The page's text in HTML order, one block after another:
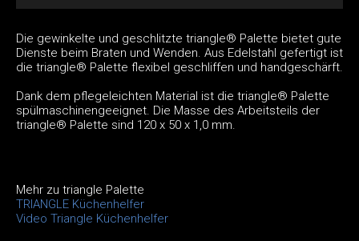
Die gewinkelte und geschlitzte triangle® Palette bietet gute
Dienste beim Braten und Wenden. Aus Edelstahl gefertigt ist
die triangle® Palette flexibel geschliffen und handgeschärft.
Dank dem pflegeleichten Material ist die triangle® Palette
spülmaschinengeeignet. Die Masse des Arbeitsteils der
triangle® Palette sind 120 x 50 x 1,0 mm.
Mehr zu triangle Palette
TRIANGLE Küchenhelfer
Video Triangle Küchenhelfer